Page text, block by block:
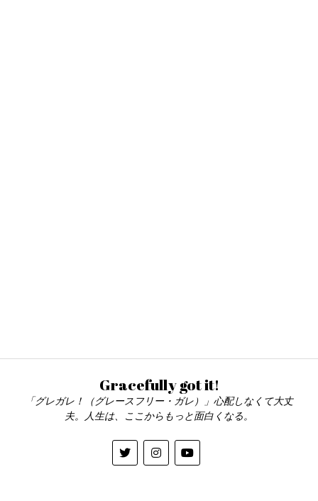
Gracefully got it!
「グレガレ！（グレースフリー・ガレ）」心配しなくて大丈
夫。人生は、ここからもっと面白くなる。